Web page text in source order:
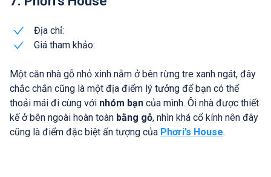
Địa chỉ:
Giá tham khảo:
Một căn nhà gỗ nhỏ xinh nằm ở bên rừng tre xanh ngát, đây
chắc chắn cũng là một địa điểm lý tưởng để bạn có thể
thoải mái đi cùng với nhóm bạn của mình. Ôi nhà được thiết
kế ở bên ngoài hoàn toàn bằng gỗ, nhìn khá cổ kính nên đây
cũng là điểm đặc biệt ấn tượng của Phơri’s House.